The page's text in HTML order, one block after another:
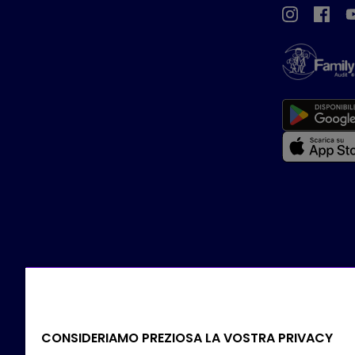
CONSIDERIAMO PREZIOSA LA VOSTRA PRIVACY